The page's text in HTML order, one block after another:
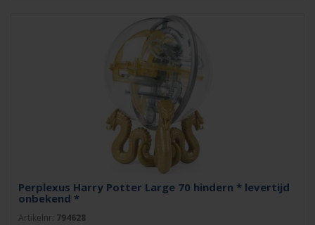
Perplexus Harry Potter Large 70 hindern * levertijd
onbekend *
Artikelnr: 794628